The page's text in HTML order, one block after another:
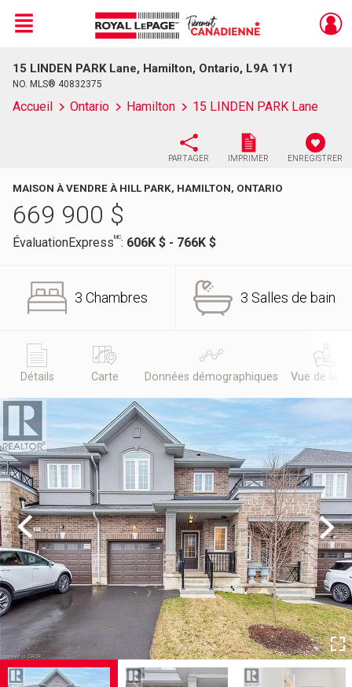
Live
En Direct
Menu
15 LINDEN PARK Lane, Hamilton, Ontario, L9A 1Y1
NO. MLS® 40832375
Accueil Ontario Hamilton 15 LINDEN PARK Lane
PARTAGER IMPRIMER ENREGISTRER
MAISON À VENDRE À HILL PARK, HAMILTON, ONTARIO
669 900 $
ÉvaluationExpressMC: 606K $ - 766K $
3 Chambres 3 Salles de bain
Détails Carte Données démographiques Vue de la
Previous Next